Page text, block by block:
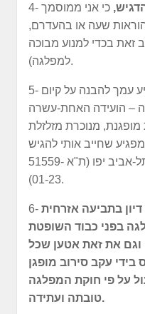
4- כי אני ממוסמך
שעה או בהעדרם,
זאת בכדי למנוע מבוכה
למפלגה).
5- מאחר שכל הניסיונות שלי להגיע עמך להבנה על קיום
– הועידה האחת-עשרה
מנוכרת מזלזלת
שחייב אותי להגיש
ת"א לבית המשפט המחוזי בתל-אביב יפו (ת"א 51559-
01-23).
6- 7-2023 נקבע דיון בתביעה אזרחית
בפני כבוד השופטת
וגם את זאת אטען שכל
בידי עקב סירוב מופגן
על פי חוקת המפלגה
טובתה ועתידה.